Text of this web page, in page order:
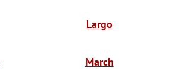
Largo
March